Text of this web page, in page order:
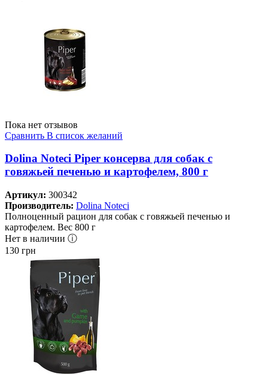
Пока нет отзывов
Сравнить В список желаний
Dolina Noteci Piper консерва для собак с
говяжьей печенью и картофелем, 800 г
Артикул: 300342
Производитель: Dolina Noteci
Полноценный рацион для собак с говяжьей печенью и
картофелем. Вес 800 г
Нет в наличии ⓘ
130 грн